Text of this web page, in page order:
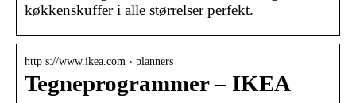
køkkenskuffer i alle størrelser perfekt.
http s://www.ikea.com › planners
Tegneprogrammer – IKEA